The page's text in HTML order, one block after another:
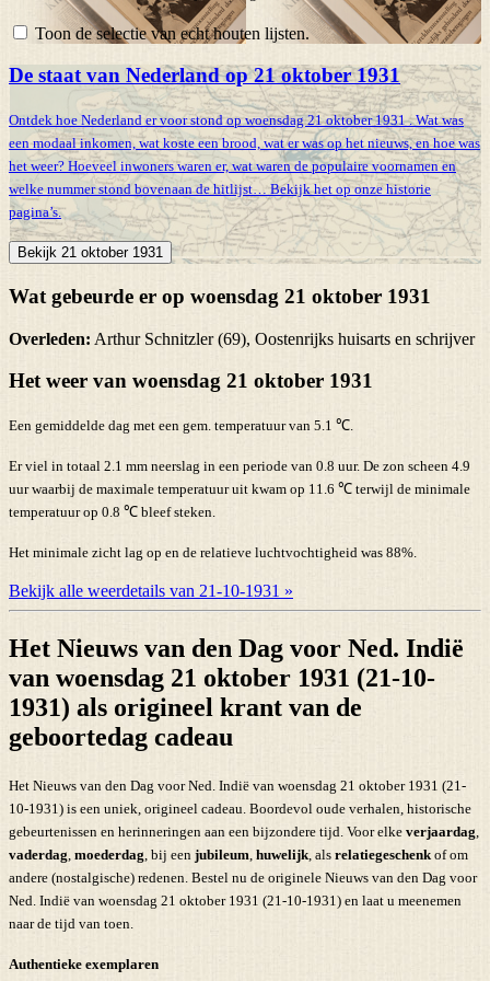
Toon de selectie van echt houten lijsten.
De staat van Nederland op 21 oktober 1931
Ontdek hoe Nederland er voor stond op woensdag 21 oktober 1931 . Wat was
een modaal inkomen, wat koste een brood, wat er was op het nieuws, en hoe was
het weer? Hoeveel inwoners waren er, wat waren de populaire voornamen en
welke nummer stond bovenaan de hitlijst… Bekijk het op onze historie
pagina’s.
Bekijk 21 oktober 1931
Wat gebeurde er op woensdag 21 oktober 1931
Overleden: Arthur Schnitzler (69), Oostenrijks huisarts en schrijver
Het weer van woensdag 21 oktober 1931
Een gemiddelde dag met een gem. temperatuur van 5.1 ℃.
Er viel in totaal 2.1 mm neerslag in een periode van 0.8 uur. De zon scheen 4.9
uur waarbij de maximale temperatuur uit kwam op 11.6 ℃ terwijl de minimale
temperatuur op 0.8 ℃ bleef steken.
Het minimale zicht lag op en de relatieve luchtvochtigheid was 88%.
Bekijk alle weerdetails van 21-10-1931 »
Het Nieuws van den Dag voor Ned. Indië
van woensdag 21 oktober 1931 (21-10-
1931) als origineel krant van de
geboortedag cadeau
Het Nieuws van den Dag voor Ned. Indië van woensdag 21 oktober 1931 (21-
10-1931) is een uniek, origineel cadeau. Boordevol oude verhalen, historische
gebeurtenissen en herinneringen aan een bijzondere tijd. Voor elke verjaardag
vaderdag moederdag , bij een jubileum huwelijk , als relatiegeschenk of om
andere (nostalgische) redenen. Bestel nu de originele Nieuws van den Dag voor
Ned. Indië van woensdag 21 oktober 1931 (21-10-1931) en laat u meenemen
naar de tijd van toen.
Authentieke exemplaren